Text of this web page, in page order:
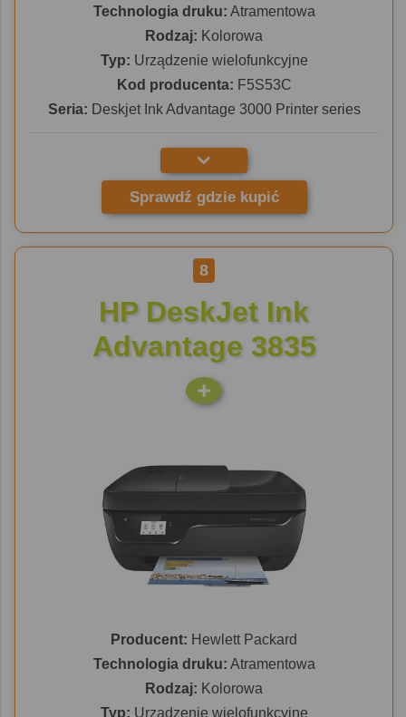
Technologia druku: Atramentowa
Rodzaj: Kolorowa
Typ: Urządzenie wielofunkcyjne
Kod producenta: F5S53C
Seria: Deskjet Ink Advantage 3000 Printer series
Sprawdź gdzie kupić
8
HP DeskJet Ink
Advantage 3835
Producent: Hewlett Packard
Technologia druku: Atramentowa
Rodzaj: Kolorowa
Typ: Urządzenie wielofunkcyjne